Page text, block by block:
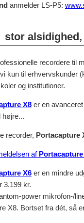
anmelder LS-P5:
stor
recordere til
kun til erhvervskunder
og institutioner.
X8 er en
højre...
recorder, Portacapture
afPortacapture
X6 er en mindre
3.199 kr.
power mikrofon-/
X8. Bortset fra dét, så